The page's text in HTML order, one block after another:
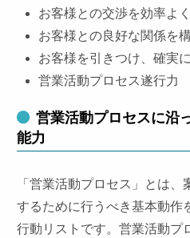
お客様との交渉を効率よ
お客様との良好な関係を
お客様を引きつけ、確実
営業活動プロセス遂行力
営業活動プロセスに沿
能力
「営業活動プロセス」とは
するために行うべき基本動作
行動リストです。営業活動プ